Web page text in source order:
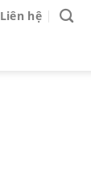
Liên hệ